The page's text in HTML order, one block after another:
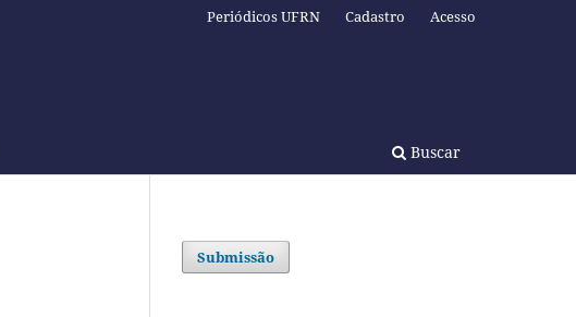
Buscar
Periódicos UFRN Cadastro Acesso
Submissão